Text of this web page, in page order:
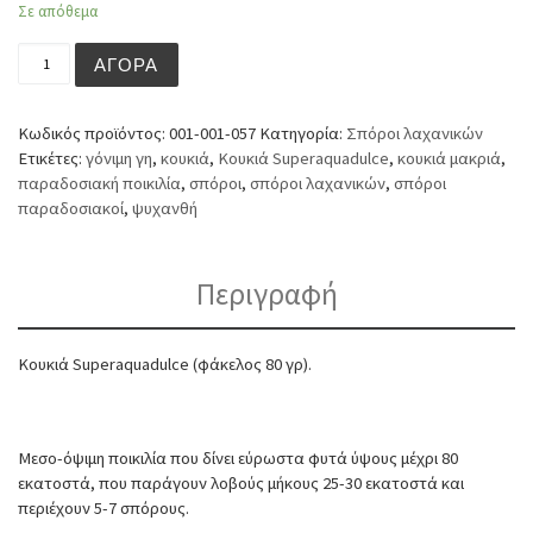
Σε απόθεμα
ΑΓΟΡΆ
Κωδικός προϊόντος: 001-001-057 Κατηγορία: Σπόροι λαχανικών
Ετικέτες: γόνιμη γη, κουκιά, Κουκιά Superaquadulce, κουκιά μακριά,
παραδοσιακή ποικιλία, σπόροι, σπόροι λαχανικών, σπόροι
παραδοσιακοί, ψυχανθή
Περιγραφή
Κουκιά Superaquadulce (φάκελος 80 γρ).
Μεσο-όψιμη ποικιλία που δίνει εύρωστα φυτά ύψους μέχρι 80
εκατοστά, που παράγουν λοβούς μήκους 25-30 εκατοστά και
περιέχουν 5-7 σπόρους.